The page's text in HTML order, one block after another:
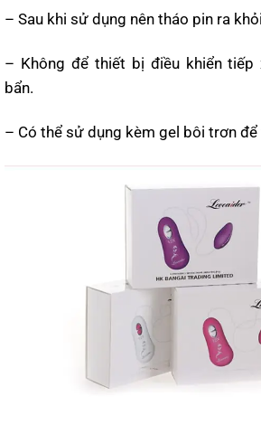
– Sau khi sử dụng nên tháo pin ra
– Không để thiết bị điều khiển tiếp
bẩn.
– Có thể sử dụng kèm gel bôi trơn để